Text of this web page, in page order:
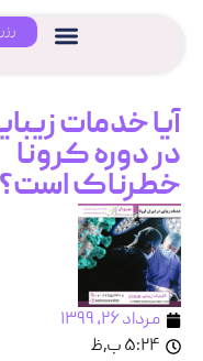
آیا خدمات
در دوره کرونا
خطرناک است؟
مرداد ۲۶, ۱۳۹۹
۵:۲۴ ب٫ظ